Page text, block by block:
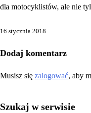
dla motocyklistów, ale nie
16 stycznia 2018
Dodaj komentarz
Musisz się zalogować, aby
Szukaj w serwisie